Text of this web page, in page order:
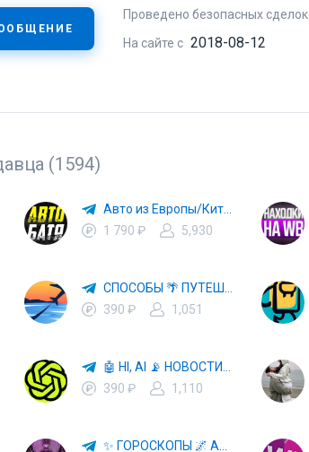
Проведено безопасных сделок
На сайте с 2018-08-12
(1594)
1 790 ₽
5,930
390 ₽
1,051
390 ₽
1,110